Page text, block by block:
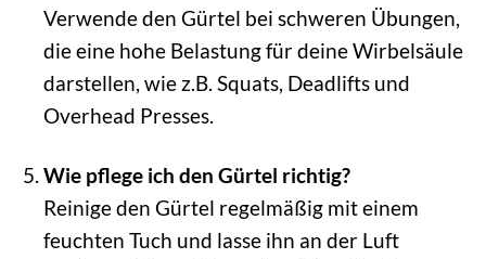
Verwende den Gürtel bei schweren Übungen,
die eine hohe Belastung für deine Wirbelsäule
darstellen, wie z.B. Squats, Deadlifts und
Overhead Presses.
Wie pflege ich den Gürtel richtig?
Reinige den Gürtel regelmäßig mit einem
feuchten Tuch und lasse ihn an der Luft